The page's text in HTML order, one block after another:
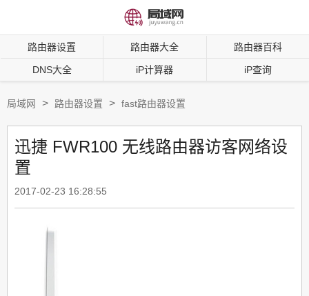
路由器设置 路由器大全 路由器百科
DNS大全 iP计算器 iP查询
局域网 > 路由器设置 > fast路由器设置
迅捷 FWR100 无线路由器访客网络设
置
2017-02-23 16:28:55